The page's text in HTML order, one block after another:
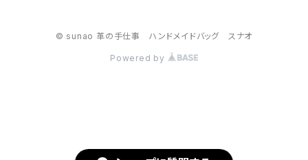
© sunao 革の手仕事 ハンドメイドバッグ スナオ
Powered by